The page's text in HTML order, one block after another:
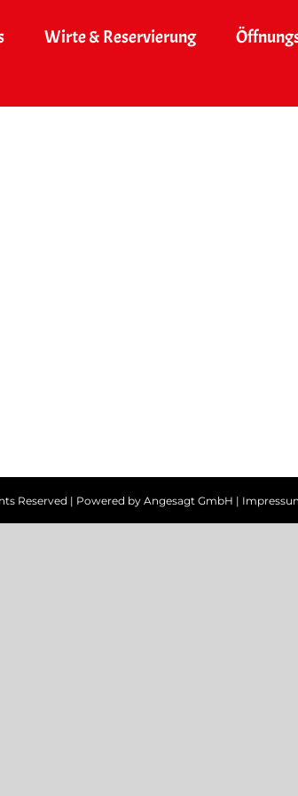
Wirte & Reservierung
Reserved | Powered by Angesagt GmbH |